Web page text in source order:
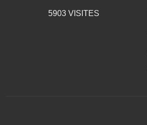
5903 VISITES